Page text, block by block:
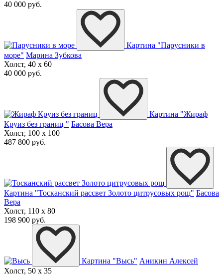
40 000 руб.
Картина "Парусники в
море" Марина Зубкова
Холст, 40 x 60
40 000 руб.
Картина "Жираф
Круиз без границ " Басова Вера
Холст, 100 x 100
487 800 руб.
Картина "Тосканский рассвет Золото цитрусовых рощ" Басова
Вера
Холст, 110 x 80
198 900 руб.
Картина "Высь" Аникин Алексей
Холст, 50 x 35